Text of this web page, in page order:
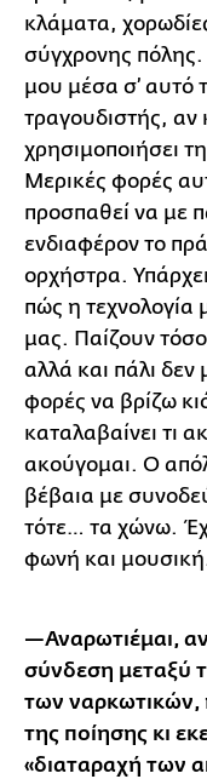
κλάματα,
σύγχρονης πόλης.
μου μέσα σ’ αυτό
τραγουδιστής, αν
χρησιμοποιήσει
Μερικές φορές
προσπαθεί να με
ενδιαφέρον το
ορχήστρα.
πώς η τεχνολογία
μας. Παίζουν
αλλά και πάλι δεν
φορές να βρίζω
καταλαβαίνει τι
ακούγομαι. Ο
βέβαια με
τότε… τα χώνω.
φωνή και
—Αναρωτιέμαι, αν
σύνδεση μεταξύ
των ναρκωτικών,
της ποίησης κι
«διαταραχή των